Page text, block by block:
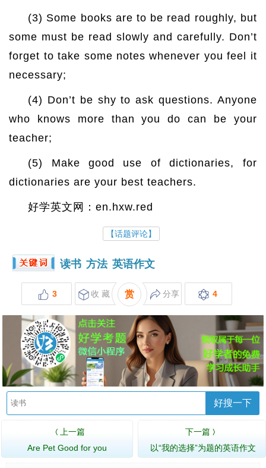
(3) Some books are to be read roughly, but
some must be read slowly and carefully. Don’t
forget to take some notes whenever you feel it
necessary;
(4) Don’t be shy to ask questions. Anyone
who knows more than you do can be your
teacher;
(5) Make good use of dictionaries, for
dictionaries are your best teachers.
好学英文网：en.hxw.red
【话题评论】
读书 方法 英语作文
3 收 藏 赏 分享 4
好搜一下
〈
上一篇
Are Pet Good for you
下一篇 〉
以“我的选择”为题的英语作文